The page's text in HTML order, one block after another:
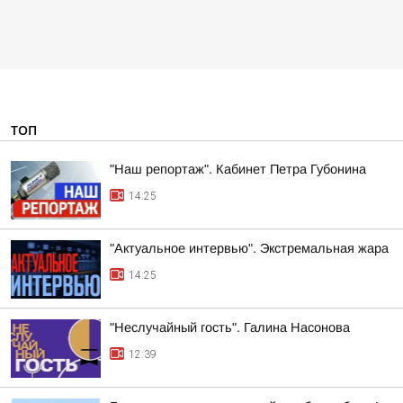
ТОП
"Наш репортаж". Кабинет Петра Губонина
14:25
"Актуальное интервью". Экстремальная жара
14:25
"Неслучайный гость". Галина Насонова
12:39